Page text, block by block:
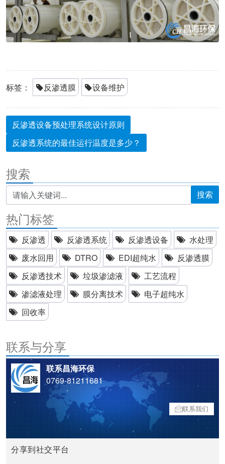
标签： 反渗透膜 设备维护
反渗透设备预处理系统设计原则
反渗透系统的最佳运行温度是多少？
搜索
搜索
热门标签
反渗透 反渗透系统 反渗透设备
水处理
废水回用
DTRO EDI超纯水
反渗透膜
反渗透技术
垃圾渗滤液
工艺流程
渗滤液处理
膜分离技术
电子超纯水
回收率
联系与分享
联系昌海环保
0769-81211681
联系我们
分享到社交平台